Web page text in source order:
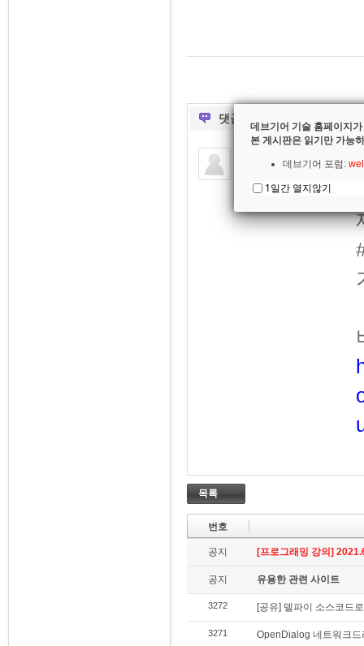
댓글
2021.08.23 14:37
목록
번호
공지 [프로그래밍 강의]
공지 유용한 관련 사이트
3272 [공유] 델파이 소스코드
3271 OpenDialog 네트워크
데브기어 기술 홈페이지
본 게시판은 읽기만 가능
데브기어 포럼:
1일간 열지않기